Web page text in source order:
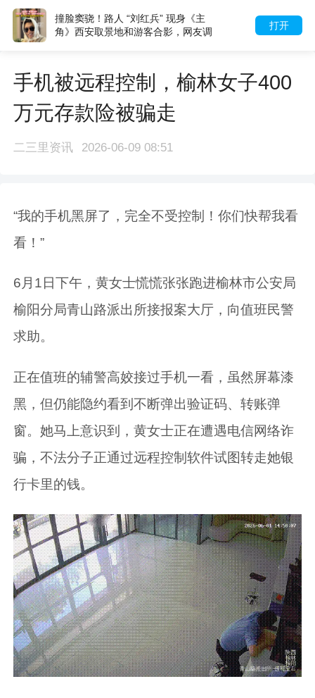
打开
撞脸窦骁！路人 “刘红兵” 现身《主
角》西安取景地和游客合影，网友调
手机被远程控制，榆林女子400
万元存款险被骗走
二三里资讯 2026-06-09 08:51
“我的手机黑屏了，完全不受控制！你们快帮我看
看！”
6月1日下午，黄女士慌慌张张跑进榆林市公安局
榆阳分局青山路派出所接报案大厅，向值班民警
求助。
正在值班的辅警高姣接过手机一看，虽然屏幕漆
黑，但仍能隐约看到不断弹出验证码、转账弹
窗。她马上意识到，黄女士正在遭遇电信网络诈
骗，不法分子正通过远程控制软件试图转走她银
行卡里的钱。